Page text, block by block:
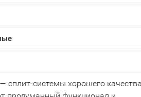
сплит-системы хорошего